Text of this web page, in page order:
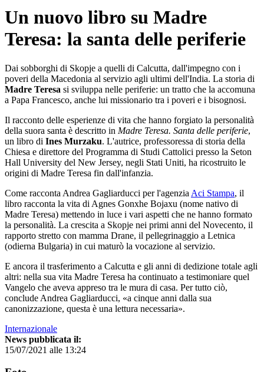
Un nuovo libro su Madre
Teresa: la santa delle periferie
Dai sobborghi di Skopje a quelli di Calcutta, dall'impegno con i
poveri della Macedonia al servizio agli ultimi dell'India. La storia di
Madre Teresa si sviluppa nelle periferie: un tratto che la accomuna
a Papa Francesco, anche lui missionario tra i poveri e i bisognosi.
Il racconto delle esperienze di vita che hanno forgiato la personalità
della suora santa è descritto in Madre Teresa. Santa delle periferie,
un libro di Ines Murzaku. L'autrice, professoressa di storia della
Chiesa e direttore del Programma di Studi Cattolici presso la Seton
Hall University del New Jersey, negli Stati Uniti, ha ricostruito le
origini di Madre Teresa fin dall'infanzia.
Come racconta Andrea Gagliarducci per l'agenzia Aci Stampa, il
libro racconta la vita di Agnes Gonxhe Bojaxu (nome nativo di
Madre Teresa) mettendo in luce i vari aspetti che ne hanno formato
la personalità. La crescita a Skopje nei primi anni del Novecento, il
rapporto stretto con mamma Drane, il pellegrinaggio a Letnica
(odierna Bulgaria) in cui maturò la vocazione al servizio.
E ancora il trasferimento a Calcutta e gli anni di dedizione totale agli
altri: nella sua vita Madre Teresa ha continuato a testimoniare quel
Vangelo che aveva appreso tra le mura di casa. Per tutto ciò,
conclude Andrea Gagliarducci, «a cinque anni dalla sua
canonizzazione, questa è una lettura necessaria».
Internazionale
News pubblicata il:
15/07/2021 alle 13:24